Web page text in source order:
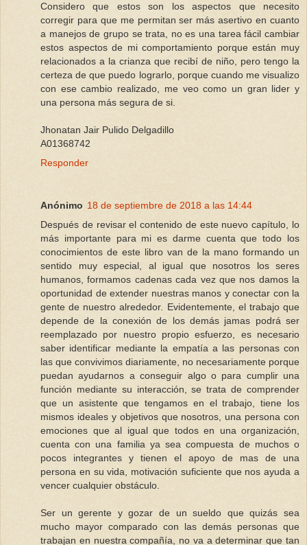
Considero que estos son los aspectos que necesito
corregir para que me permitan ser más asertivo en cuanto
a manejos de grupo se trata, no es una tarea fácil cambiar
estos aspectos de mi comportamiento porque están muy
relacionados a la crianza que recibí de niño, pero tengo la
certeza de que puedo lograrlo, porque cuando me visualizo
con ese cambio realizado, me veo como un gran lider y
una persona más segura de si.
Jhonatan Jair Pulido Delgadillo
A01368742
Responder
Anónimo 18 de septiembre de 2018 a las 14:44
Después de revisar el contenido de este nuevo capítulo, lo
más importante para mi es darme cuenta que todo los
conocimientos de este libro van de la mano formando un
sentido muy especial, al igual que nosotros los seres
humanos, formamos cadenas cada vez que nos damos la
oportunidad de extender nuestras manos y conectar con la
gente de nuestro alrededor. Evidentemente, el trabajo que
depende de la conexión de los demás jamas podrá ser
reemplazado por nuestro propio esfuerzo, es necesario
saber identificar mediante la empatía a las personas con
las que convivimos diariamente, no necesariamente porque
puedan ayudarnos a conseguir algo o para cumplir una
función mediante su interacción, se trata de comprender
que un asistente que tengamos en el trabajo, tiene los
mismos ideales y objetivos que nosotros, una persona con
emociones que al igual que todos en una organización,
cuenta con una familia ya sea compuesta de muchos o
pocos integrantes y tienen el apoyo de mas de una
persona en su vida, motivación suficiente que nos ayuda a
vencer cualquier obstáculo.
Ser un gerente y gozar de un sueldo que quizás sea
mucho mayor comparado con las demás personas que
trabajan en nuestra compañía, no va a determinar que tan